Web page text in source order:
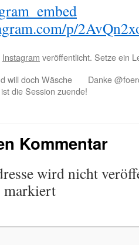
p/
Instagram veröffentlicht. Setze ein
will doch Wäsche
die Session zuende!
Danke
Kommentar
wird nicht
markiert